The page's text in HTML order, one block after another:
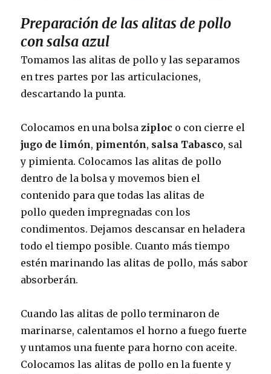
Preparación de las alitas de pollo
con salsa azul
Tomamos las alitas de pollo y las separamos
en tres partes por las articulaciones,
descartando la punta.
Colocamos en una bolsaziploc o con cierre el
jugo de limón, pimentón, salsa Tabasco, sal
y pimienta. Colocamos las alitas de pollo
dentro de la bolsa y movemos bien el
contenido para que todas las alitas de
pollo queden impregnadas con los
condimentos. Dejamos descansar en heladera
todo el tiempo posible. Cuanto más tiempo
estén marinando las alitas de pollo, más sabor
absorberán.
Cuando las alitas de pollo terminaron de
marinarse, calentamos el horno a fuego fuerte
y untamos una fuente para horno con aceite.
Colocamos las alitas de pollo en la fuente y